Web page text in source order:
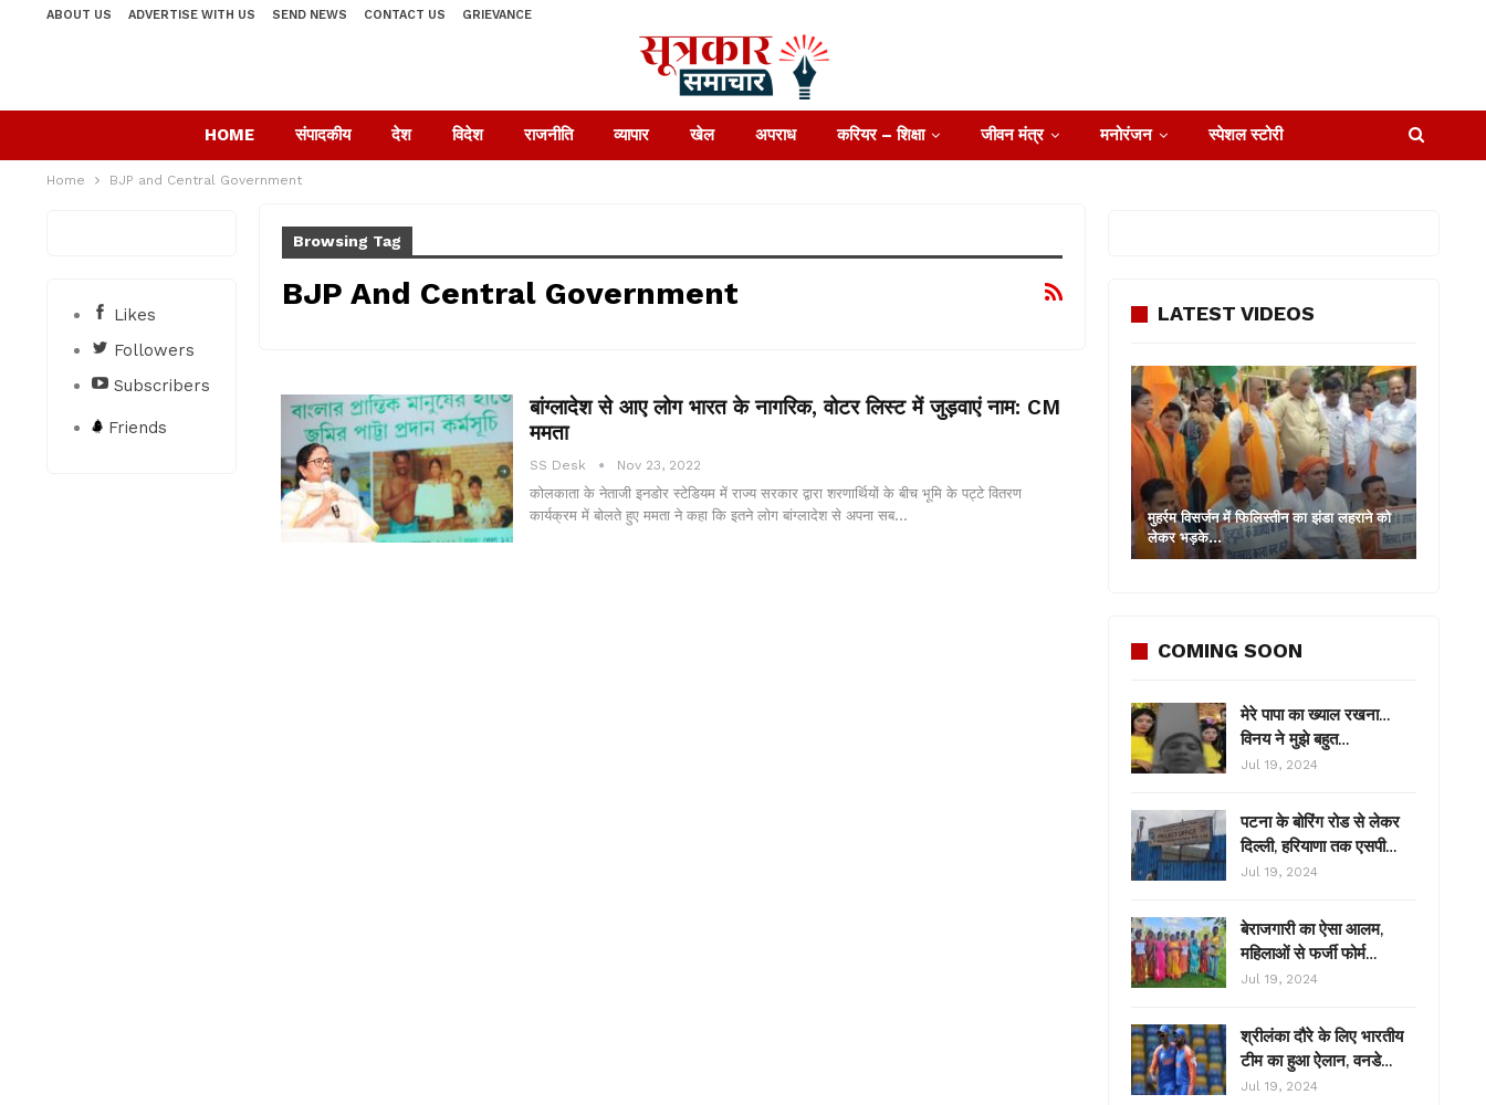
ABOUT US ADVERTISE WITH US SEND NEWS CONTACT US GRIEVANCE
HOME संपादकीय देश विदेश राजनीति व्यापार खेल अपराध करियर – शिक्षा जीवन मंत्र मनोरंजन स्पेशल स्टोरी
Home BJP and Central Government
Browsing Tag
BJP And Central Government
बांग्लादेश से आए लोग भारत के नागरिक, वोटर लिस्ट में जुड़वाएं नाम: CM
ममता
SS Desk Nov 23, 2022
कोलकाता के नेताजी इनडोर स्टेडियम में राज्य सरकार द्वारा शरणार्थियों के बीच भूमि के पट्टे वितरण
कार्यक्रम में बोलते हुए ममता ने कहा कि इतने लोग बांग्लादेश से अपना सब…
LATEST VIDEOS
मुहर्रम विसर्जन में फिलिस्तीन का झंडा लहराने को
लेकर भड़के…
COMING SOON
मेरे पापा का ख्याल रखना…
विनय ने मुझे बहुत…
Jul 19, 2024
पटना के बोरिंग रोड से लेकर
दिल्ली, हरियाणा तक एसपी…
Jul 19, 2024
बेराजगारी का ऐसा आलम,
महिलाओं से फर्जी फोर्म…
Jul 19, 2024
श्रीलंका दौरे के लिए भारतीय
टीम का हुआ ऐलान, वनडे…
Jul 19, 2024
Likes
Followers
Subscribers
Friends